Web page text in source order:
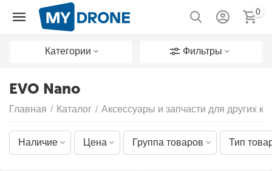
0
Категории Фильтры
EVO Nano
Главная / Каталог / Аксессуары и запчасти для других
Наличие Цена Группа товаров Тип